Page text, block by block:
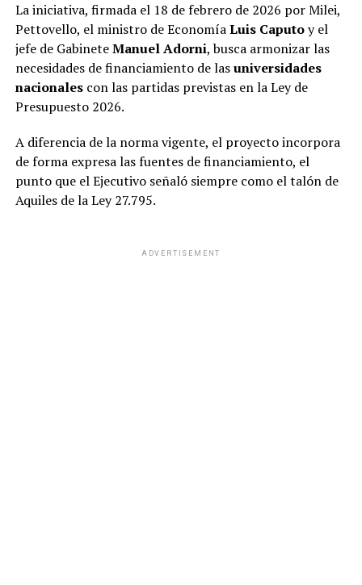
La iniciativa, firmada el 18 de febrero de 2026 por Milei,
Pettovello, el ministro de EconomíaLuis Caputoy el
jefe de GabineteManuel Adorni, busca armonizar las
necesidades de financiamiento de lasuniversidades
nacionalescon las partidas previstas en la Ley de
Presupuesto 2026.
A diferencia de la norma vigente, el proyecto incorpora
de forma expresa las fuentes de financiamiento, el
punto que el Ejecutivo señaló siempre como el talón de
Aquiles de la Ley 27.795.
ADVERTISEMENT